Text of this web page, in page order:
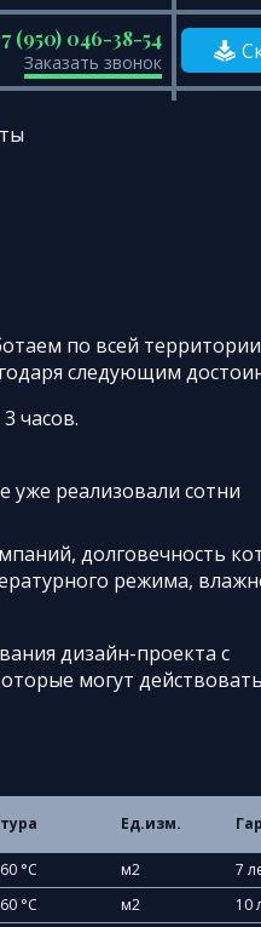
(950) 046-38-54
Заказать звонок
по всей территории
следующим
часов.
уже реализовали сотни
долговечность
режима,
дизайн-проекта с
могут
Ед.изм.
°C м2 7
°C м2 10